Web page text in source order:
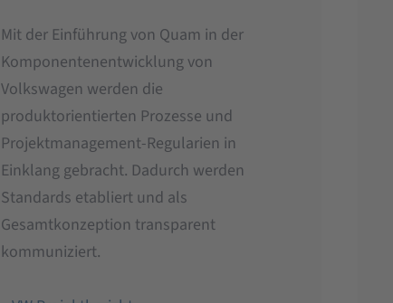
Mit der Einführung von Quam in der
Komponentenentwicklung von
Volkswagen werden die
produktorientierten Prozesse und
Projektmanagement-Regularien in
Einklang gebracht. Dadurch werden
Standards etabliert und als
Gesamtkonzeption transparent
kommuniziert.